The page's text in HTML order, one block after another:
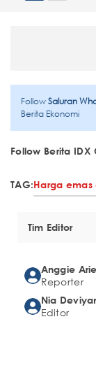
FollowSaluran
Berita Ekonomi
Follow Berita IDX
TAG:Harga emas
Tim Editor
Anggie
Reporter
Nia
Editor